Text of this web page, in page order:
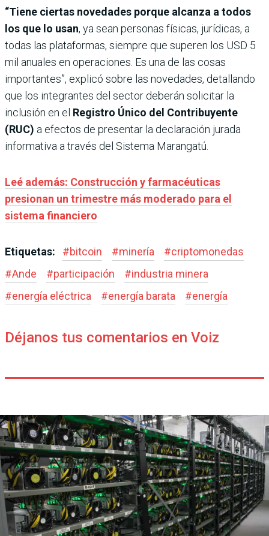
“Tiene ciertas novedades porque alcanza a todos
los que lo usan, ya sean personas físicas, jurídicas, a
todas las plataformas, siempre que superen los USD 5
mil anuales en operaciones. Es una de las cosas
importantes”, explicó sobre las novedades, detallando
que los integrantes del sector deberán solicitar la
inclusión en el Registro Único del Contribuyente
(RUC) a efectos de presentar la declaración jurada
informativa a través del Sistema Marangatú.
Leé además: Construcción y farmacéuticas
presionan un trimestre más moderado para el
sistema financiero
Etiquetas: #bitcoin #minería #criptomonedas
#Ande #participación #industria minera
#energía eléctrica #energía barata #energía
Déjanos tus comentarios en Voiz